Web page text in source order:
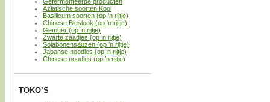
Aziatische soorten Kool
Basilicum soorten (op ’n rijtje)
Chinese Bieslook (op ’n rijtje)
Gember (op ’n rijtje)
Zwarte zaadjes (op ’n rijtje)
Sojabonensauzen (op ’n rijtje)
Japanse noodles (op ’n rijtje)
Chinese noodles (op ’n rijtje)
TOKO’S